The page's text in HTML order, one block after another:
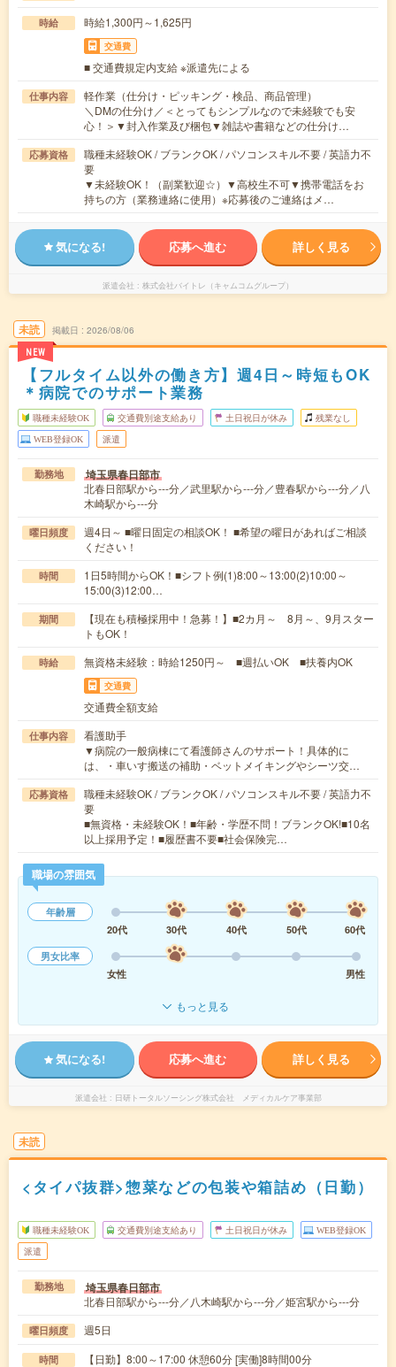
時給 時給1,300円～1,625円
交通費
■ 交通費規定内支給 ※派遣先による
仕事内容
軽作業（仕分け・ピッキング・検品、商品管理）
＼DMの仕分け／＜とってもシンプルなので未経験でも安
心！＞▼封入作業及び梱包▼雑誌や書籍などの仕分け…
応募資格
職種未経験OK / ブランクOK / パソコンスキル不要 / 英語力不
要
▼未経験OK！（副業歓迎☆）▼高校生不可▼携帯電話をお
持ちの方（業務連絡に使用）※応募後のご連絡はメ…
気になる! 応募へ進む 詳しく見る
派遣会社 株式会社バイトレ（キャムコムグループ）
未読
NEW
掲載日 2026/08/06
【フルタイム以外の働き方】週4日～時短もOK
＊病院でのサポート業務
職種未経験OK 交通費別途支給あり 土日祝日が休み 残業なし
WEB登録OK 派遣
勤務地 埼玉県春日部市
北春日部駅から---分／武里駅から---分／豊春駅から---分／八
木崎駅から---分
曜日頻度
週4日～ ■曜日固定の相談OK！ ■希望の曜日があればご相談
ください！
時間
1日5時間からOK！■シフト例(1)8:00～13:00(2)10:00～
15:00(3)12:00…
期間
【現在も積極採用中！急募！】■2カ月～ 8月～、9月スター
トもOK！
時給 無資格未経験：時給1250円～ ■週払いOK ■扶養内OK
交通費
交通費全額支給
仕事内容
看護助手
▼病院の一般病棟にて看護師さんのサポート！具体的に
は、・車いす搬送の補助・ベットメイキングやシーツ交…
応募資格
職種未経験OK / ブランクOK / パソコンスキル不要 / 英語力不
要
■無資格・未経験OK！■年齢・学歴不問！ブランクOK!■10名
以上採用予定！■履歴書不要■社会保険完…
職場の雰囲気
年齢層
20代
30代 40代 50代
60代
男女比率
女性
男性
もっと見る
気になる! 応募へ進む 詳しく見る
派遣会社 日研トータルソーシング株式会社 メディカルケア事業部
未読
<タイパ抜群>惣菜などの包装や箱詰め（日勤）
職種未経験OK 交通費別途支給あり 土日祝日が休み WEB登録OK
派遣
勤務地 埼玉県春日部市
北春日部駅から---分／八木崎駅から---分／姫宮駅から---分
曜日頻度 週5日
時間 【日勤】8:00～17:00 休憩60分 [実働]8時間00分